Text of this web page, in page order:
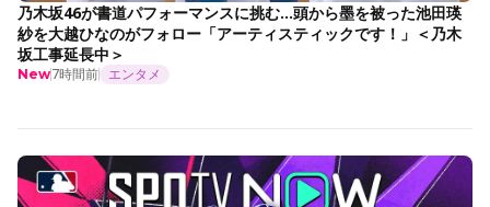
乃木坂46が書道パフォーマンスに挑む…頭から墨を被った池田瑛
紗を大越ひなのがフォロー「アーティスティックです！」＜乃木
坂工事延長中＞
New7時間前 エンタメ